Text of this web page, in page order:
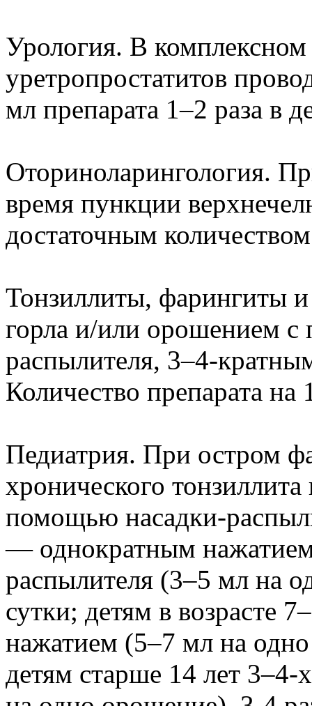
Урология. В
уретропростатитов
мл препарата 1–2 раза в
Оториноларингология.
время пункции
достаточным
Тонзиллиты, фарингиты
горла и/или орошением
распылителя, 3–4-
Количество препарата
Педиатрия. При остром
хронического
помощью насадки-
— однократным нажатием
распылителя (3–5 мл на
сутки; детям в возрасте
нажатием (5–7 мл на
детям старше 14 лет